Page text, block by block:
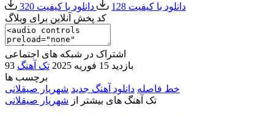
دانلود با کیفیت 128
دانلود با کیفیت 320
کد پخش آنلاین برای وبلاگ
اشتراک در شبکه های اجتماعی
93 بازدید 15 فوریه 2025
تک آهنگ
برچسب ها
خط فاصله دانلود آهنگ جدید شهریار صیقلانی
تک آهنگ های بیشتر از شهریار صیقلانی